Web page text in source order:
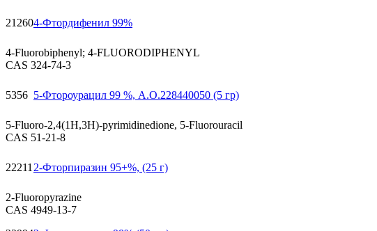
212604-Фтордифенил 99%
4-Fluorobiphenyl; 4-FLUORODIPHENYL
CAS 324-74-3
5356 5-Фтороурацил 99 %, А.О.228440050 (5 гр)
5-Fluoro-2,4(1H,3H)-pyrimidinedione, 5-Fluorouracil
CAS 51-21-8
22211 2-Фторпиразин 95+%, (25 г)
2-Fluoropyrazine
CAS 4949-13-7